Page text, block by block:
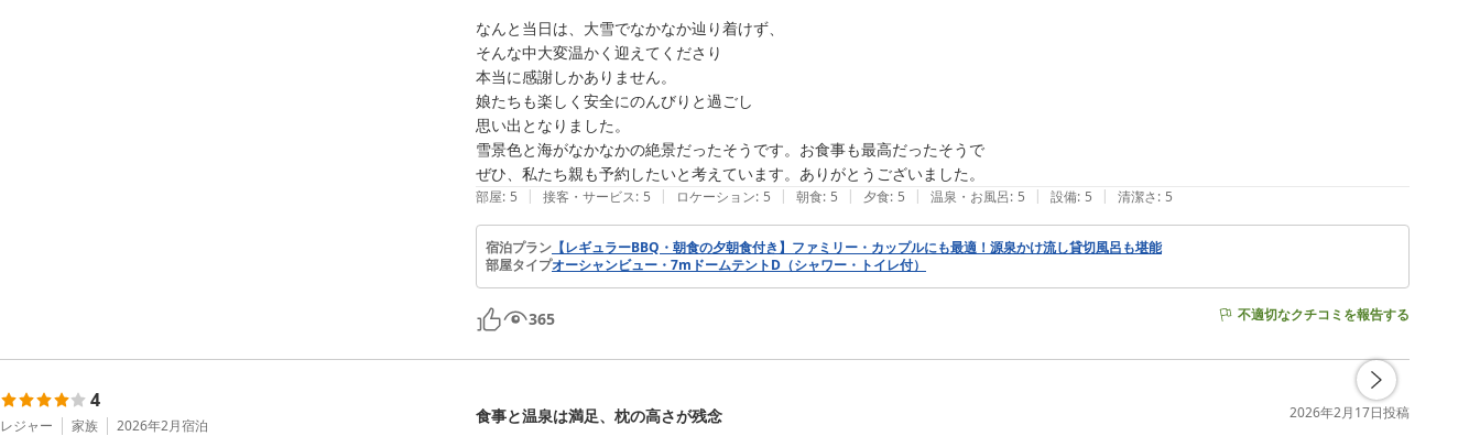
なんと当日は、大雪でなかなか辿り着けず、
そんな中大変温かく迎えてくださり
本当に感謝しかありません。
娘たちも楽しく安全にのんびりと過ごし
思い出となりました。
雪景色と海がなかなかの絶景だったそうです。お食事も最高だったそうで
ぜひ、私たち親も予約したいと考えています。ありがとうございました。
部屋: 5 | 接客・サービス: 5 | ロケーション: 5 | 朝食: 5 | 夕食: 5 | 温泉・お風呂: 5 | 設備: 5 | 清潔さ: 5
宿泊プラン 【レギュラーBBQ・朝食の夕朝食付き】ファミリー・カップルにも最適！源泉かけ流し貸切風呂も堪能
部屋タイプオーシャンビュー・7mドームテントD（シャワー・トイレ付）
365 不適切なクチコミを報告する
4
レジャー 家族 2026年2月宿泊 食事と温泉は満足、枕の高さが残念 2026年2月17日投稿